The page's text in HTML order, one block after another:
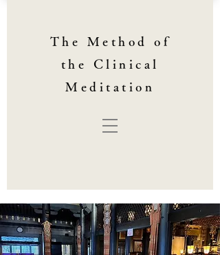
The Method of
the Clinical
Meditation